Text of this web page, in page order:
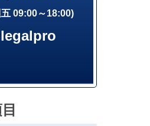
09:00～18:00)